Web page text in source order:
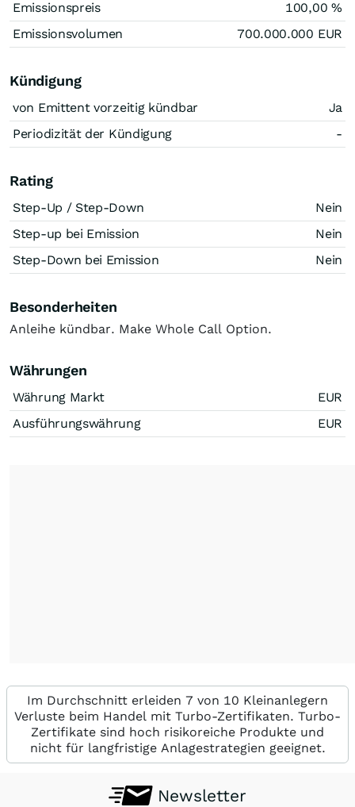
Emissionspreis 100,00 %
Emissionsvolumen
700.000.000 EUR
Kündigung
von Emittent vorzeitig kündbar
Ja
Periodizität der Kündigung
-
Rating
Step-Up / Step-Down
Nein
Step-up bei Emission
Nein
Step-Down bei Emission
Nein
Besonderheiten
Anleihe kündbar. Make Whole Call Option.
Währungen
Währung Markt
EUR
Ausführungswährung
EUR
Im Durchschnitt erleiden 7 von 10 Kleinanlegern
Verluste beim Handel mit Turbo-Zertifikaten. Turbo-
Zertifikate sind hoch risikoreiche Produkte und
nicht für langfristige Anlagestrategien geeignet.
Newsletter